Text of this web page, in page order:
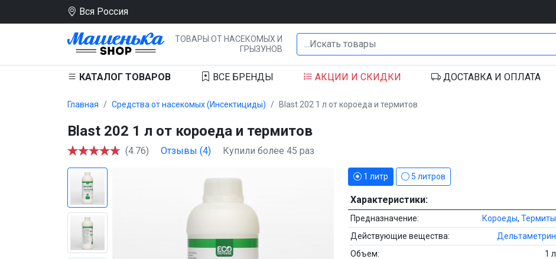
Вся Россия
ТОВАРЫ ОТ НАСЕКОМЫХ И
ГРЫЗУНОВ
КАТАЛОГ ТОВАРОВ ВСЕБРЕНДЫ АКЦИИ И СКИДКИ ДОСТАВКАИ ОПЛАТА
Главная Средства от насекомых (Инсектициды) Blast 202 1 л от короеда и термитов
Blast 202 1 л от короеда и термитов
(4.76) Отзывы (4) Купили более 45 раз
1 литр 5 литров
Характеристики:
Предназначение: Короеды, Термиты
Действующие вещества:
Дельтаметрин
Объем:
1 л